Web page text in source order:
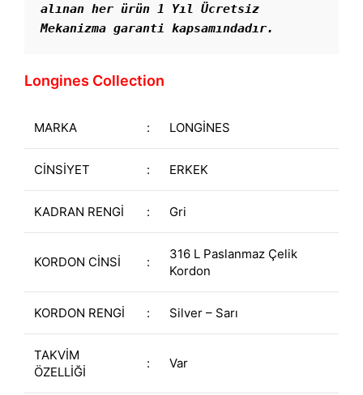
alınan her ürün 1 Yıl Ücretsiz
Mekanizma garanti kapsamındadır.
Longines Collection
MARKA : LONGİNES
CİNSİYET : ERKEK
KADRAN RENGİ : Gri
KORDON CİNSİ :
316 L Paslanmaz Çelik
Kordon
KORDON RENGİ : Silver – Sarı
TAKVİM
ÖZELLİĞİ
: Var